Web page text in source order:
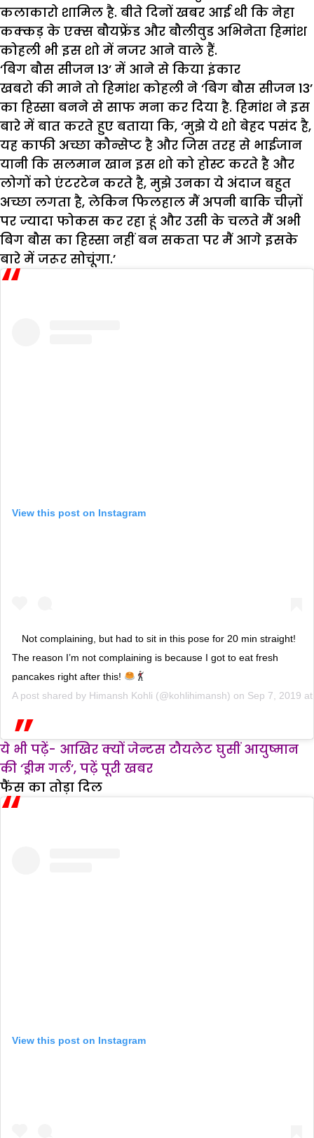
कलाकारो शामिल है. बीते दिनों खबर आई थी कि नेहा
कक्कड़ के एक्स बौयफ्रेंड और बौलीवुड अभिनेता हिमांश
कोहली भी इस शो में नजर आने वाले हैं.
‘बिग बौस सीजन 13’ में आने से किया इंकार
खबरो की माने तो हिमांश कोहली ने ‘बिग बौस सीजन 13’
का हिस्सा बनने से साफ मना कर दिया है. हिमांश ने इस
बारे में बात करते हुए बताया कि, ‘मुझे ये शो बेहद पसंद है,
यह काफी अच्छा कौन्सेप्ट है और जिस तरह से भाईजान
यानी कि सलमान खान इस शो को होस्ट करते है और
लोगों को एंटरटेन करते है, मुझे उनका ये अंदाज बहुत
अच्छा लगता है, लेकिन फिलहाल मैं अपनी बाकि चीज़ों
पर ज्यादा फोकस कर रहा हूं और उसी के चलते मैं अभी
बिग बौस का हिस्सा नहीं बन सकता पर मैं आगे इसके
बारे में जरूर सोचूंगा.’
View this post on Instagram
Not complaining, but had to sit in this pose for 20 min straight!
The reason I’m not complaining is because I got to eat fresh
pancakes right after this!
A post shared by Himansh Kohli (@kohlihimansh) on Sep 7, 2019
ये भी पढ़ें- आखिर क्यों जेन्टस टौयलेट घुसीं आयुष्मान
की ‘ड्रीम गर्ल’, पढ़ें पूरी खबर
फैंस का तोड़ा दिल
View this post on Instagram